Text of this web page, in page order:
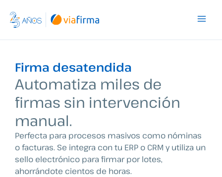
contenido
Firma desatendida
Automatiza miles de
firmas sin intervención
manual.
Perfecta para procesos masivos como nóminas
o facturas. Se integra con tu ERP o CRM y utiliza un
sello electrónico para firmar por lotes,
ahorrándote cientos de horas.